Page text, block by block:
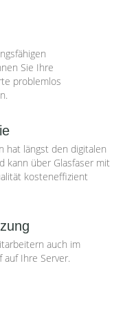
Sie Ihre
problemlos
hat längst den digitalen
kann über Glasfaser mit
kosteneffizient
auch im
Ihre Server.